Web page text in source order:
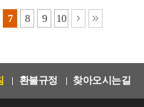
7 8 9 10
환불규정 찾아오시는길